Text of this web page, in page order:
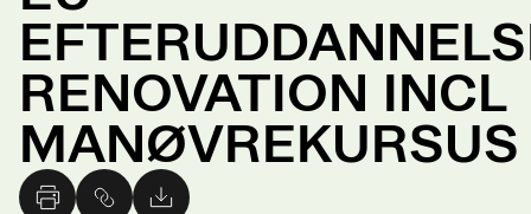
RENOVATION INCL
MANØVREKURSUS